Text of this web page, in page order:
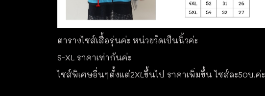
ตารางไซส์เสื้อรุ่นค่ะ หน่วยวัดเป็นนิ้วค่ะ
S-XL ราคาเท่ากันค่ะ
ไซส์พิเศษอื่นๆตั้งแต่2XLขึ้นไป ราคาเพิ่มขึ้น ไซส์ละ50บ.ค่ะ